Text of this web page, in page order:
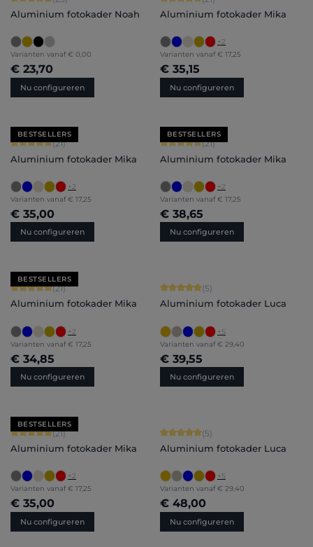
Aluminium fotokader Noah
Varianten vanaf € 0,00
€ 23,70
Nu configureren
Aluminium fotokader Mika
+2
Varianten vanaf € 17,25
€ 35,15
Nu configureren
BESTSELLERS
Gemiddelde score van 5 op 5 sterren
(21)
Aluminium fotokader Mika
+2
Varianten vanaf € 17,25
€ 35,00
Nu configureren
BESTSELLERS
Gemiddelde score van 5 op 5 sterren
(21)
Aluminium fotokader Mika
+2
Varianten vanaf € 17,25
€ 38,65
Nu configureren
BESTSELLERS
Gemiddelde score van 5 op 5 sterren
(21)
Aluminium fotokader Mika
+2
Varianten vanaf € 17,25
€ 34,85
Nu configureren
Gemiddelde score van 5 op 5 sterren
(5)
Aluminium fotokader Luca
+5
Varianten vanaf € 29,40
€ 39,55
Nu configureren
BESTSELLERS
Gemiddelde score van 5 op 5 sterren
(21)
Aluminium fotokader Mika
+2
Varianten vanaf € 17,25
€ 35,00
Nu configureren
Gemiddelde score van 5 op 5 sterren
(5)
Aluminium fotokader Luca
+5
Varianten vanaf € 29,40
€ 48,00
Nu configureren